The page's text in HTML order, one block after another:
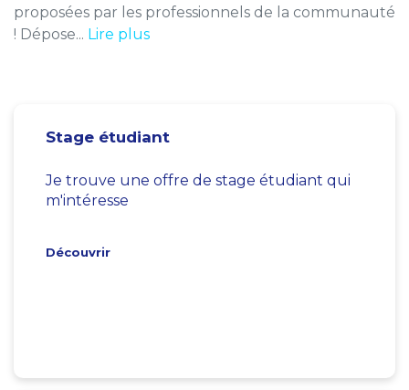
proposées par les professionnels de la communauté
! Dépose... Lire plus
Stage étudiant
Je trouve une offre de stage étudiant qui
m'intéresse
Découvrir